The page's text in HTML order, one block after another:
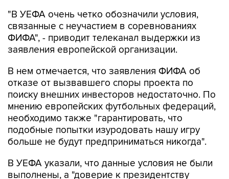
"В УЕФА очень четко обозначили условия,
связанные с неучастием в соревнованиях
ФИФА", - приводит телеканал выдержки из
заявления европейской организации.
В нем отмечается, что заявления ФИФА об
отказе от вызвавшего споры проекта по
поиску внешних инвесторов недостаточно. По
мнению европейских футбольных федераций,
необходимо также "гарантировать, что
подобные попытки изуродовать нашу игру
больше не будут предприниматься никогда".
В УЕФА указали, что данные условия не были
выполнены, а "доверие к президентству